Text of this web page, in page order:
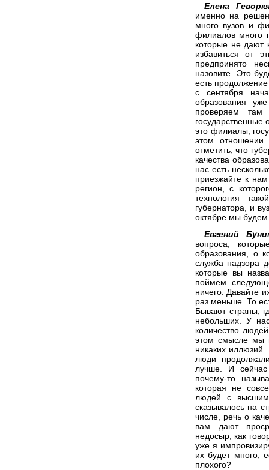
Елена
именно на
много вузов и
филиалов много
которые не дают
избавиться от
предпринято
назовите. Это
есть
с сентября
образования
проверяем
государственные
это филиалы,
этом отношении
отметить, что
качества
нас есть
приезжайте к
регион, с
технология
губернатора, и
октябре мы будем
Евгений
вопроса,
образования, о
служба надзора
которые вы
поймем
ничего. Давайте
раз меньше. То
Бывают страны,
небольших. У
количество
этом смысле мы
никаких
люди
лучше. И
почему-то
которая не
людей с
сказывалось на
числе, речь о
вам дают
недосыр, как
уже я
их будет много,
плохого?